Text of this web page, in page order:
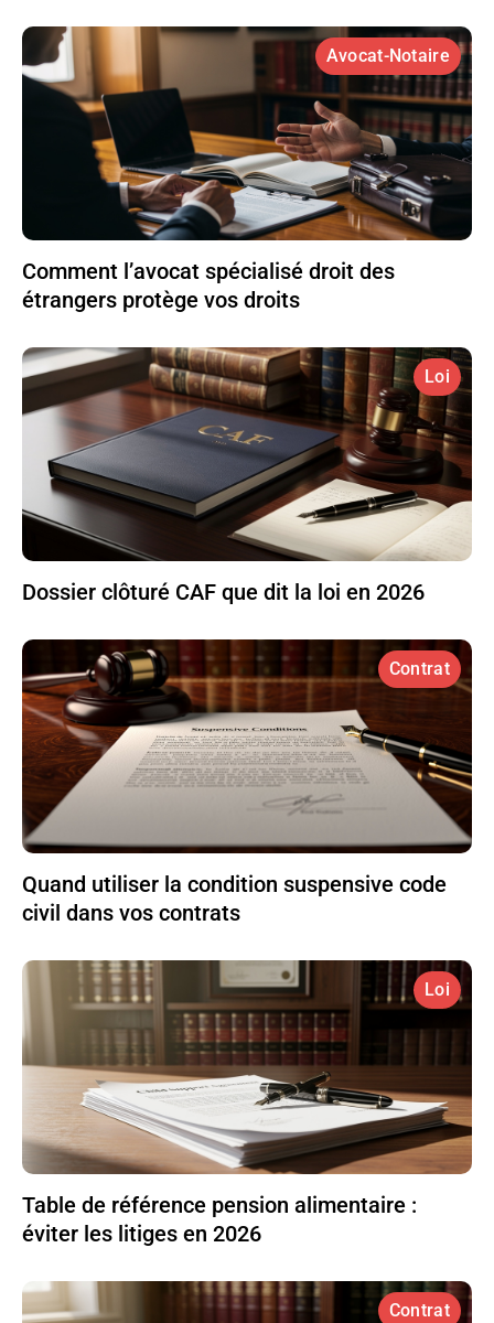
Avocat-Notaire
Comment l’avocat spécialisé droit des
étrangers protège vos droits
Loi
Dossier clôturé CAF que dit la loi en 2026
Contrat
Quand utiliser la condition suspensive code
civil dans vos contrats
Loi
Table de référence pension alimentaire :
éviter les litiges en 2026
Contrat